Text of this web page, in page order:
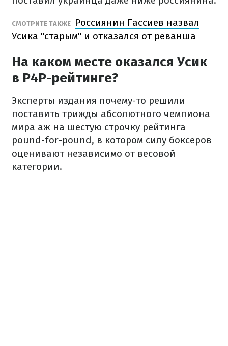
СМОТРИТЕ ТАКЖЕ
Россиянин Гассиев назвал
Усика "старым" и отказался от реванша
На каком месте оказался Усик
в P4P-рейтинге?
Эксперты издания почему-то решили
поставить трижды абсолютного чемпиона
мира аж на шестую строчку рейтинга
pound-for-pound, в котором силу боксеров
оценивают независимо от весовой
категории.